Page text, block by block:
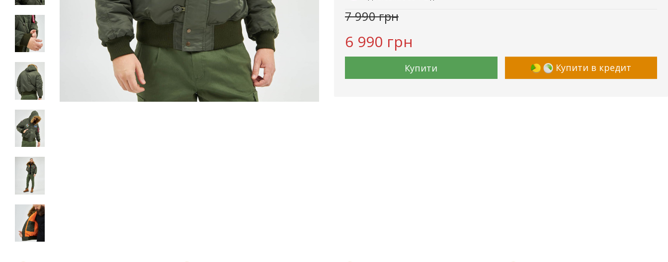
7 990 грн
6 990 грн
Купити Купити в кредит